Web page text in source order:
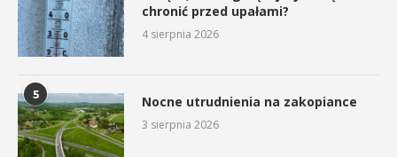
chronić przed upałami?
4 sierpnia 2026
5 Nocne utrudnienia na zakopiance
3 sierpnia 2026